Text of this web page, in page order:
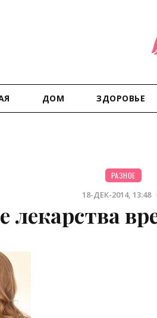
ДОМ ЗДОРОВЬЕ
РАЗНОЕ
18-ДЕК-2014, 13:48
лекарства